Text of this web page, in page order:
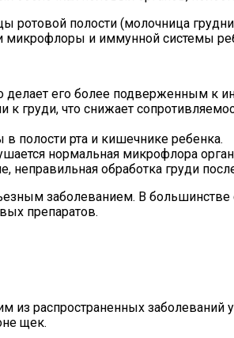
полости (молочница
микрофлоры и иммунной системы
его более подверженным к
что снижает
полости рта и кишечнике ребенка.
нормальная микрофлора
неправильная обработка груди
заболеванием. В большинстве
препаратов.
из распространенных
щек.